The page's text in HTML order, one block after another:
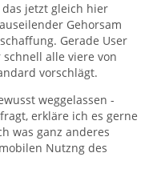
jetzt gleich hier
Gehorsam
Gerade User
alle viere von
vorschlägt.
weggelassen -
erkläre ich es gerne
was ganz anderes
Nutzng des